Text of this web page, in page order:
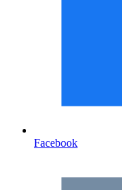
Facebook